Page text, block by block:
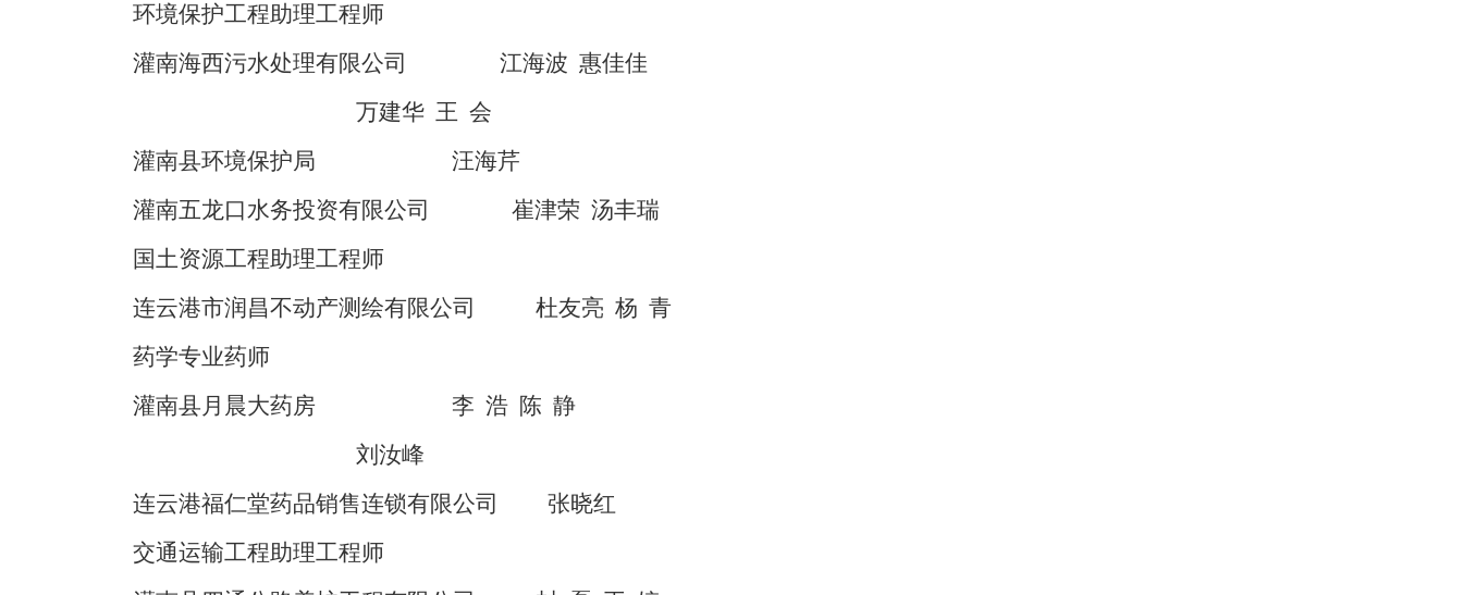
环境保护工程助理工程师
灌南海西污水处理有限公司
江海波 惠佳佳
万建华 王 会
灌南县环境保护局
汪海芹
灌南五龙口水务投资有限公司
崔津荣 汤丰瑞
国土资源工程助理工程师
连云港市润昌不动产测绘有限公司
杜友亮 杨 青
药学专业药师
灌南县月晨大药房
李 浩 陈 静
刘汝峰
连云港福仁堂药品销售连锁有限公司
张晓红
交通运输工程助理工程师